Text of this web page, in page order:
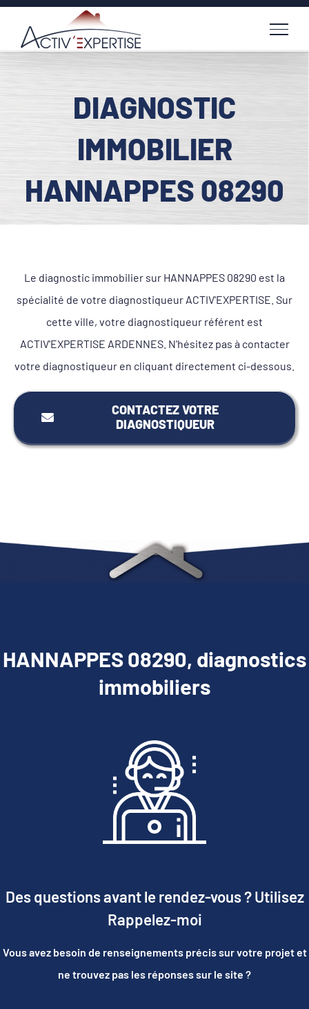
Passer
contenu
DIAGNOSTIC
IMMOBILIER
HANNAPPES 08290
Le diagnostic immobilier sur HANNAPPES 08290 est la
spécialité de votre diagnostiqueur ACTIV'EXPERTISE. Sur
cette ville, votre diagnostiqueur référent est
ACTIV'EXPERTISE ARDENNES. N'hésitez pas à contacter
votre diagnostiqueur en cliquant directement ci-dessous.
CONTACTEZ VOTRE
DIAGNOSTIQUEUR
HANNAPPES 08290, diagnostics
immobiliers
Des questions avant le rendez-vous ? Utilisez
Rappelez-moi
Vous avez besoin de renseignements précis sur votre projet et
ne trouvez pas les réponses sur le site ?